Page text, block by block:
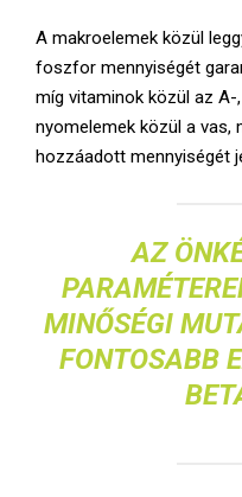
A makroelemek közül
foszfor mennyiségét
míg vitaminok közül az A-
nyomelemek közül a vas,
hozzáadott mennyiségét
AZ
MINŐSÉGI
FONTOSABB